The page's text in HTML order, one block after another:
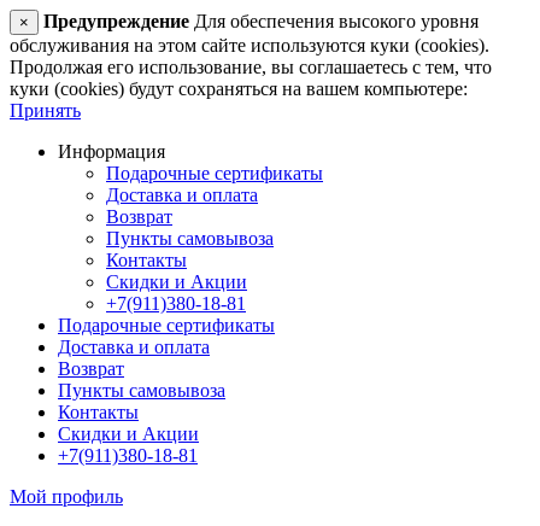
× Предупреждение Для обеспечения высокого уровня
обслуживания на этом сайте используются куки (cookies).
Продолжая его использование, вы соглашаетесь с тем, что
куки (cookies) будут сохраняться на вашем компьютере:
Принять
Информация
Подарочные сертификаты
Доставка и оплата
Возврат
Пункты самовывоза
Контакты
Скидки и Акции
+7(911)380-18-81
Подарочные сертификаты
Доставка и оплата
Возврат
Пункты самовывоза
Контакты
Скидки и Акции
+7(911)380-18-81
Мой профиль